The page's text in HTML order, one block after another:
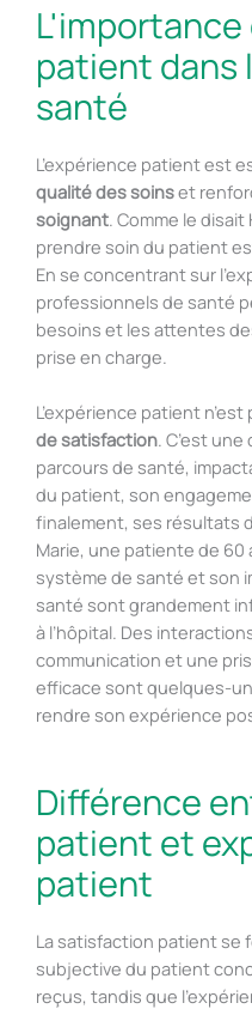
patient dans
santé
L’expérience patient est
qualité des soinset
soignant. Comme le
prendre soin du patient
En se concentrant sur
professionnels de santé
besoins et les attentes
prise en charge.
L’expérience patient
de satisfaction. C’est
parcours de santé,
du patient, son
finalement, ses résultats
Marie, une patiente de 60
système de santé et son
santé sont grandement
à l’hôpital. Des
communication et une
efficace sont quelques-
rendre son expérience
Différence
patient et
patient
La satisfaction patient se
subjective du patient
reçus, tandis que